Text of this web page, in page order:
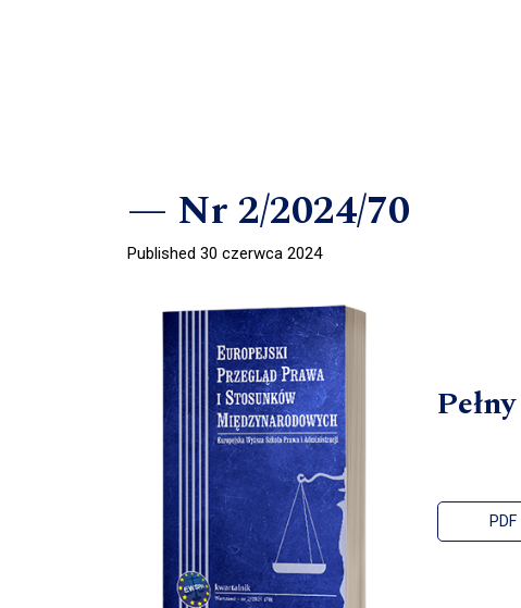
Nr 2/2024/70
Published 30 czerwca 2024
PDF